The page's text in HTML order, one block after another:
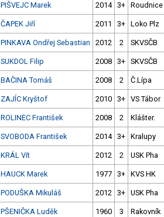
PIŠVEJC Marek 2014 3+ Roudnice
ČAPEK Jiří 2011 3+ Loko Plz
PINKAVA Ondřej Sebastian 2012 2 SKVSČB
SUKDOL Filip 2008 3+ SKVSČB
BAČINA Tomáš 2008 2 Č.Lípa
ZAJÍC Kryštof 2010 3+ VS Tábor
ROLINEC František 2008 2 Klášter.
SVOBODA František 2014 3+ Kralupy
KRÁL Vít 2012 2 USK Pha
HAUCK Marek 1977 3+ KVS HK
PODUŠKA Mikuláš 2012 3+ USK Pha
PŠENIČKA Luděk 1960 3 Rakovník